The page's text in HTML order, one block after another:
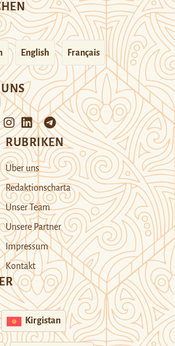
English Français
UNS
RUBRIKEN
Über uns
Redaktionscharta
Unser Team
Unsere Partner
Impressum
Kontakt
Kirgistan